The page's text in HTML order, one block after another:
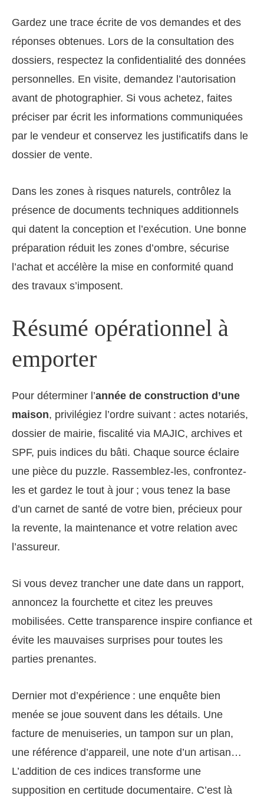
Gardez une trace écrite de vos demandes et des
réponses obtenues. Lors de la consultation des
dossiers, respectez la confidentialité des données
personnelles. En visite, demandez l’autorisation
avant de photographier. Si vous achetez, faites
préciser par écrit les informations communiquées
par le vendeur et conservez les justificatifs dans le
dossier de vente.
Dans les zones à risques naturels, contrôlez la
présence de documents techniques additionnels
qui datent la conception et l’exécution. Une bonne
préparation réduit les zones d’ombre, sécurise
l’achat et accélère la mise en conformité quand
des travaux s’imposent.
Résumé opérationnel à
emporter
Pour déterminer l’année de construction d’une
maison, privilégiez l’ordre suivant : actes notariés,
dossier de mairie, fiscalité via MAJIC, archives et
SPF, puis indices du bâti. Chaque source éclaire
une pièce du puzzle. Rassemblez-les, confrontez-
les et gardez le tout à jour ; vous tenez la base
d’un carnet de santé de votre bien, précieux pour
la revente, la maintenance et votre relation avec
l’assureur.
Si vous devez trancher une date dans un rapport,
annoncez la fourchette et citez les preuves
mobilisées. Cette transparence inspire confiance et
évite les mauvaises surprises pour toutes les
parties prenantes.
Dernier mot d’expérience : une enquête bien
menée se joue souvent dans les détails. Une
facture de menuiseries, un tampon sur un plan,
une référence d’appareil, une note d’un artisan…
L’addition de ces indices transforme une
supposition en certitude documentaire. C’est là